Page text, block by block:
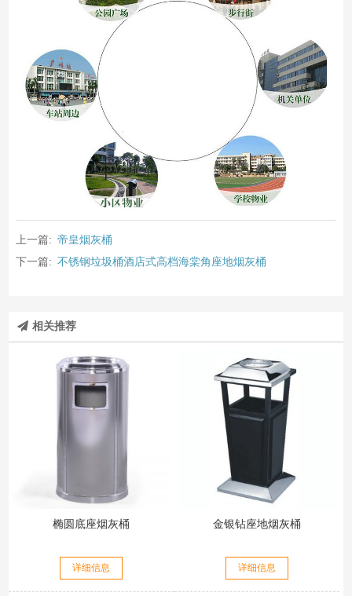
上一篇: 帝皇烟灰桶
下一篇: 不锈钢垃圾桶酒店式高档海棠角座地烟灰桶
相关推荐
椭圆底座烟灰桶
详细信息
金银钻座地烟灰桶
详细信息